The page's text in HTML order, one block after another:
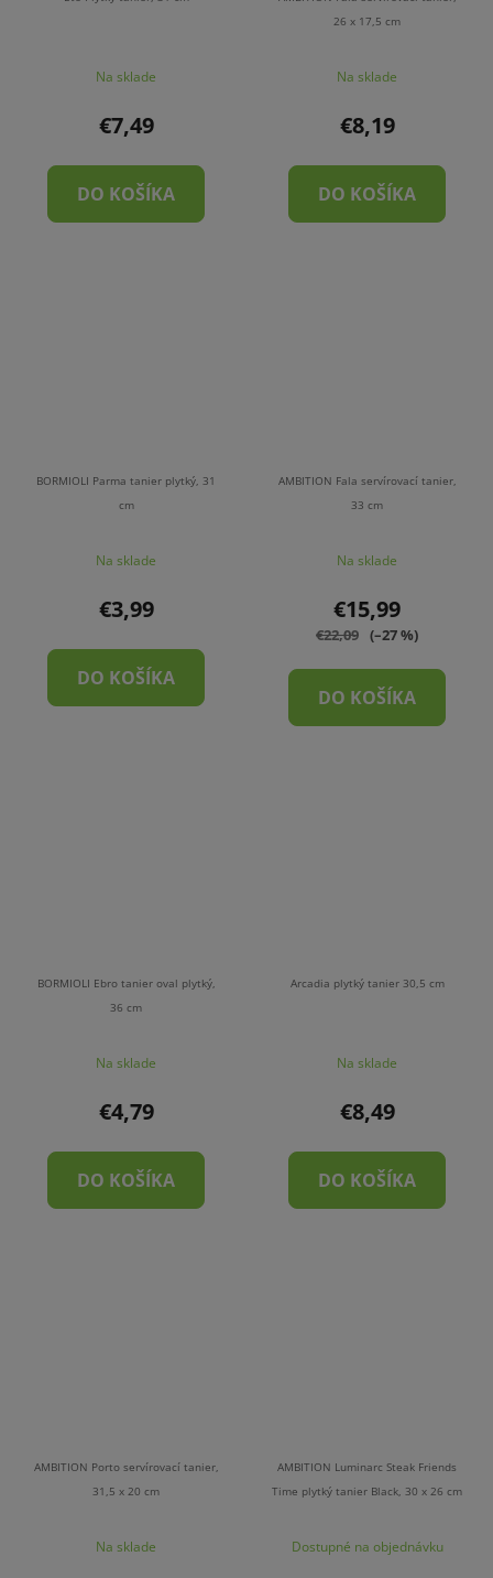
Na sklade
€7,49
DO KOŠÍKA
26 x 17,5 cm
Na sklade
€8,19
DO KOŠÍKA
BORMIOLI Parma tanier plytký, 31
cm
Na sklade
€3,99
DO KOŠÍKA
AMBITION Fala servírovací tanier,
33 cm
Na sklade
€15,99
€22,09 (–27 %)
DO KOŠÍKA
BORMIOLI Ebro tanier oval plytký,
36 cm
Na sklade
€4,79
DO KOŠÍKA
Arcadia plytký tanier 30,5 cm
Na sklade
€8,49
DO KOŠÍKA
AMBITION Porto servírovací tanier,
31,5 x 20 cm
Na sklade
AMBITION Luminarc Steak Friends
Time plytký tanier Black, 30 x 26 cm
Dostupné na objednávku